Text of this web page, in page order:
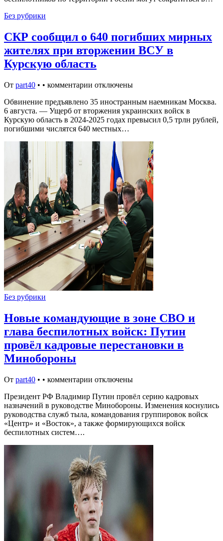
Без рубрики
СКР сообщил о 640 погибших мирных
жителях при вторжении ВСУ в
Курскую область
От part40 • • комментарии отключены
Обвинение предъявлено 35 иностранным наемникам Москва.
6 августа. — Ущерб от вторжения украинских войск в
Курскую область в 2024-2025 годах превысил 0,5 трлн рублей,
погибшими числятся 640 местных…
Без рубрики
Новые командующие в зоне СВО и
глава беспилотных войск: Путин
провёл кадровые перестановки в
Минобороны
От part40 • • комментарии отключены
Президент РФ Владимир Путин провёл серию кадровых
назначений в руководстве Минобороны. Изменения коснулись
руководства служб тыла, командования группировок войск
«Центр» и «Восток», а также формирующихся войск
беспилотных систем….